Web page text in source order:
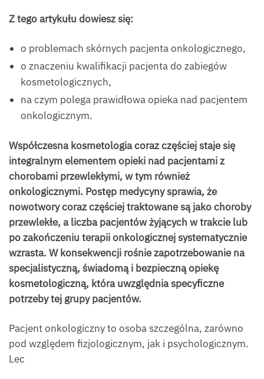
Z tego artykułu dowiesz się:
o problemach skórnych pacjenta onkologicznego,
o znaczeniu kwalifikacji pacjenta do zabiegów
kosmetologicznych,
na czym polega prawidłowa opieka nad pacjentem
onkologicznym.
Współczesna kosmetologia coraz częściej staje się
integralnym elementem opieki nad pacjentami z
chorobami przewlekłymi, w tym również
onkologicznymi. Postęp medycyny sprawia, że
nowotwory coraz częściej traktowane są jako choroby
przewlekłe, a liczba pacjentów żyjących w trakcie lub
po zakończeniu terapii onkologicznej systematycznie
wzrasta. W konsekwencji rośnie zapotrzebowanie na
specjalistyczną, świadomą i bezpieczną opiekę
kosmetologiczną, która uwzględnia specyficzne
potrzeby tej grupy pacjentów.
Pacjent onkologiczny to osoba szczególna, zarówno
pod względem fizjologicznym, jak i psychologicznym.
Lec